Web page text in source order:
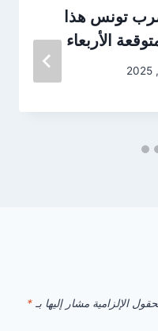
تونس هذا
الأربعاء
الإلزامية مشار إليها بـ *